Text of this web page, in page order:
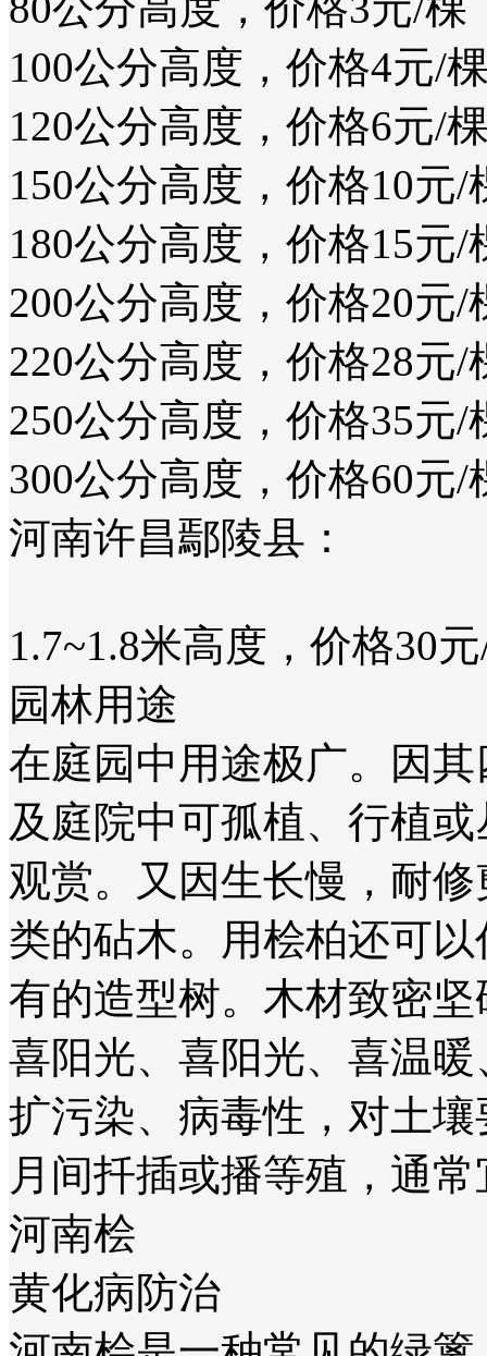
100公分高度，价格4元/
120公分高度，价格6元/
150公分高度，价格10元/
180公分高度，价格15元/
200公分高度，价格20元/
220公分高度，价格28元/
250公分高度，价格35元/
300公分高度，价格60元/
‌河南许昌鄢陵县‌：
1.7~1.8米高度，价格30
园林用途
在庭园中用途极广。因
及庭院中可孤植、行植
观赏。又因生长慢，耐
类的砧木。用桧柏还可
有的造型树。木材致密
喜阳光、喜阳光、喜温
扩污染、病毒性，对土
月间扦插或播等殖，通
河南桧
黄化病防治